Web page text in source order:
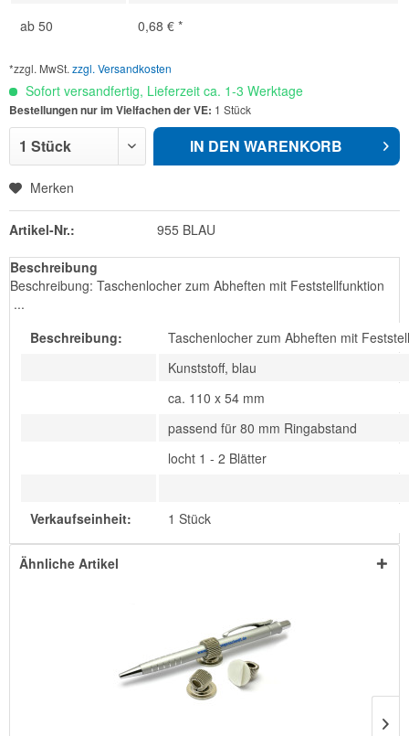
ab 50 0,68 € *
*zzgl. MwSt. zzgl. Versandkosten
Sofort versandfertig, Lieferzeit ca. 1-3 Werktage
Bestellungen nur im Vielfachen der VE: 1 Stück
IN DEN WARENKORB
Merken
Artikel-Nr.: 955 BLAU
Beschreibung
Beschreibung: Taschenlocher zum Abheften mit Feststellfunktion
...
Beschreibung:
Taschenlocher zum Abheften mit
Kunststoff, blau
ca. 110 x 54 mm
passend für 80 mm Ringabstand
locht 1 - 2 Blätter
Verkaufseinheit: 1 Stück
Ähnliche Artikel